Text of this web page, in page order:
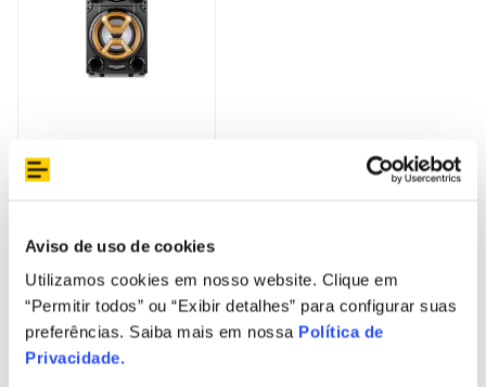
Aviso de uso de cookies
Utilizamos cookies em nosso website. Clique em
“Permitir todos” ou “Exibir detalhes” para configurar suas
preferências. Saiba mais em nossa Política de
Privacidade.
Pulse Torre Double 12